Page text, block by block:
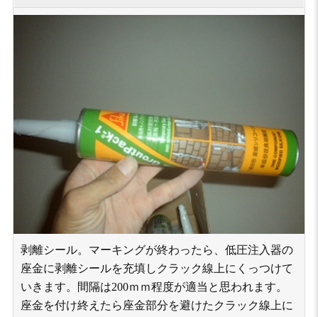
剥離シール。マーキングが終わったら、低圧注入器の
座金に剥離シールを充填しクラック線上にくっつけて
いきます。間隔は200ｍｍ程度が適当と思われます。
座金を付け終えたら座金部分を避けたクラック線上に